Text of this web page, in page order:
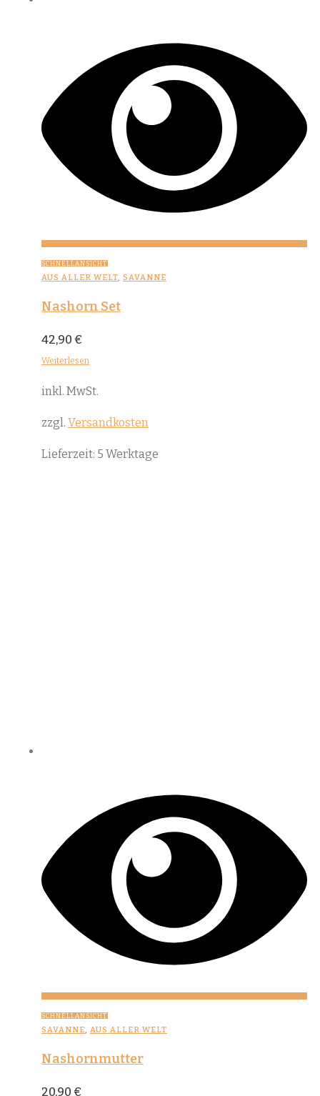
SCHNELLANSICHT
AUS ALLER WELT, SAVANNE
Nashorn Set
42,90 €
Weiterlesen
inkl. MwSt.
zzgl. Versandkosten
Lieferzeit: 5 Werktage
SCHNELLANSICHT
SAVANNE, AUS ALLER WELT
Nashornmutter
20,90 €